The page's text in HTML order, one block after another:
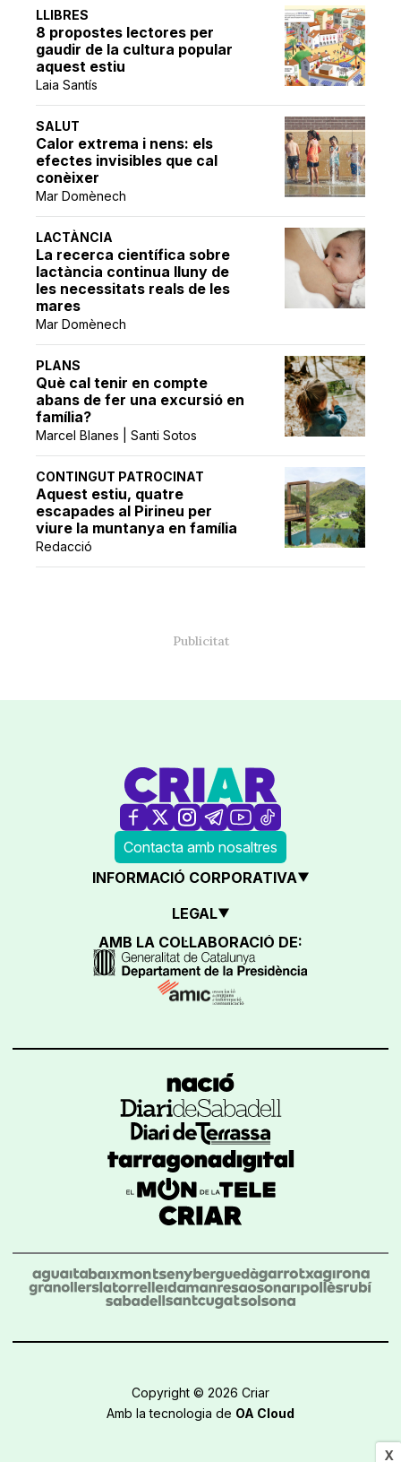
X
LLIBRES
8 propostes lectores per
gaudir de la cultura popular
aquest estiu
Laia Santís
SALUT
Calor extrema i nens: els
efectes invisibles que cal
conèixer
Mar Domènech
LACTÀNCIA
La recerca científica sobre
lactància continua lluny de
les necessitats reals de les
mares
Mar Domènech
PLANS
Què cal tenir en compte
abans de fer una excursió en
família?
Marcel Blanes | Santi Sotos
CONTINGUT PATROCINAT
Aquest estiu, quatre
escapades al Pirineu per
viure la muntanya en família
Redacció
Contacta amb nosaltres
INFORMACIÓ CORPORATIVA
LEGAL
AMB LA COL·LABORACIÓ DE:
Copyright © 2026 Criar
Amb la tecnologia de OA Cloud